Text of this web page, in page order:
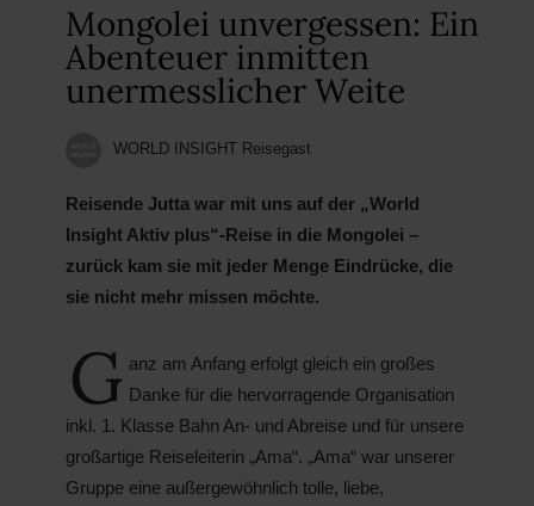
Mongolei unvergessen: Ein
Abenteuer inmitten
unermesslicher Weite
WORLD INSIGHT Reisegast
Reisende Jutta war mit uns auf der „World
Insight Aktiv plus“-Reise in die Mongolei –
zurück kam sie mit jeder Menge Eindrücke, die
sie nicht mehr missen möchte.
G anz am Anfang erfolgt gleich ein großes
Danke für die hervorragende Organisation
inkl. 1. Klasse Bahn An- und Abreise und für unsere
großartige Reiseleiterin „Ama“. „Ama“ war unserer
Gruppe eine außergewöhnlich tolle, liebe,